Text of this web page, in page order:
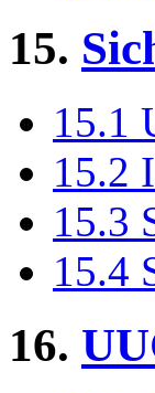
15.
15.1
15.2
15.3
15.4
16.